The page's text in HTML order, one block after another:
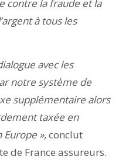
contre la fraude et la
à tous les
avec les
notre système de
supplémentaire alors
taxée en
»,conclut
de France assureurs.